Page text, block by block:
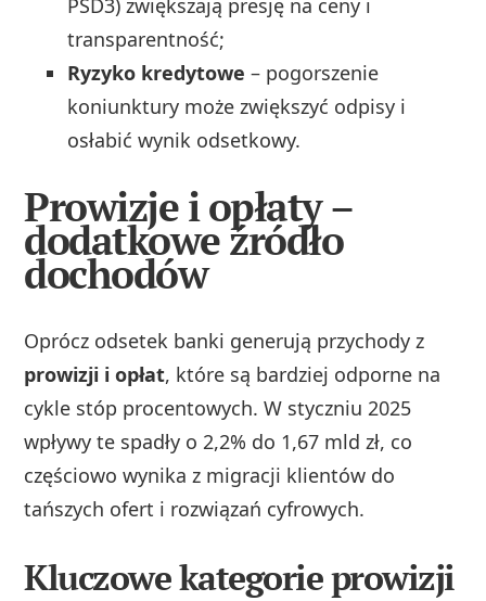
transparentność;
Ryzyko kredytowe – pogorszenie
koniunktury może zwiększyć odpisy i
osłabić wynik odsetkowy.
Prowizje i opłaty –
dodatkowe źródło
dochodów
Oprócz odsetek banki generują przychody z
prowizji i opłat, które są bardziej odporne na
cykle stóp procentowych. W styczniu 2025
wpływy te spadły o 2,2% do 1,67 mld zł, co
częściowo wynika z migracji klientów do
tańszych ofert i rozwiązań cyfrowych.
Kluczowe kategorie prowizji